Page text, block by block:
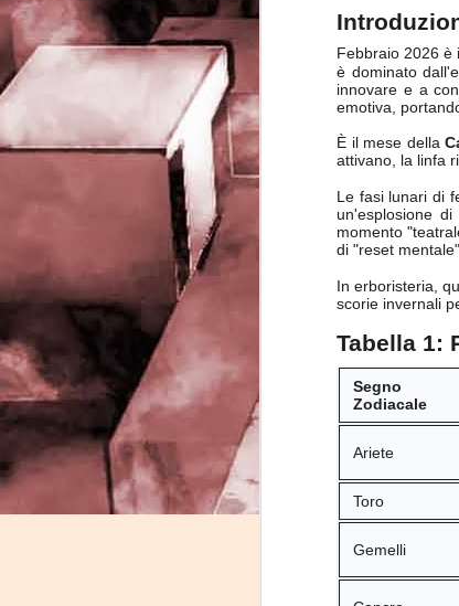
Febbraio 2026 è
è dominato
innovare e a
emotiva,
È il mese della
attivano, la linfa
Le fasi lunari di
un'esplosione
momento
di "reset
In erboristeria,
scorie invernali
Tabella 1:
Segno
Zodiacale
Ariete
Toro
Gemelli